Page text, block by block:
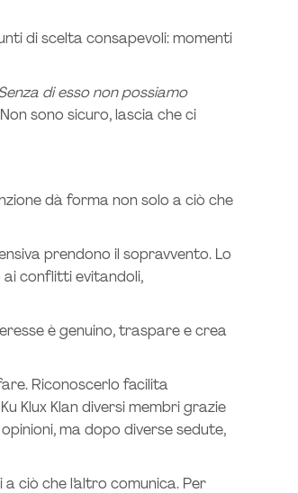
di scelta consapevoli: momenti
di esso non possiamo
sono sicuro, lascia che ci
dà forma non solo a ciò che
prendono il sopravvento. Lo
ai conflitti evitandoli,
è genuino, traspare e crea
Riconoscerlo facilita
Klux Klan diversi membri grazie
ma dopo diverse sedute,
ciò che l’altro comunica. Per